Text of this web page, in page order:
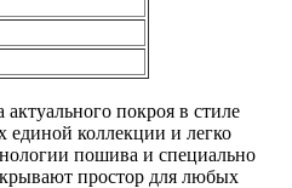
актуального покроя в стиле
единой коллекции и легко
пошива и специально
простор для любых